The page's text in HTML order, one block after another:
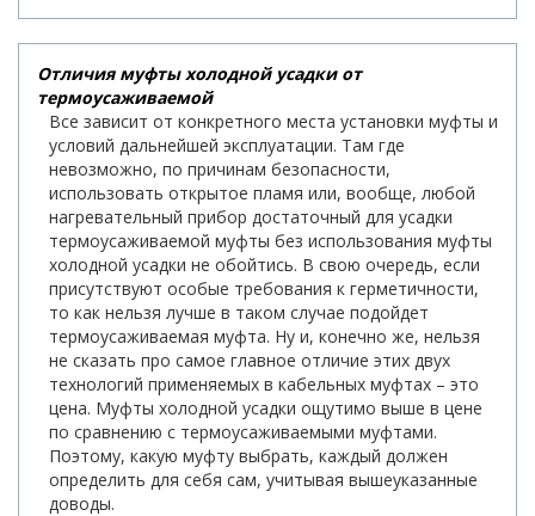
Отличия муфты холодной усадки от
термоусаживаемой
Все зависит от конкретного места установки муфты и
условий дальнейшей эксплуатации. Там где
невозможно, по причинам безопасности,
использовать открытое пламя или, вообще, любой
нагревательный прибор достаточный для усадки
термоусаживаемой муфты без использования муфты
холодной усадки не обойтись. В свою очередь, если
присутствуют особые требования к герметичности,
то как нельзя лучше в таком случае подойдет
термоусаживаемая муфта. Ну и, конечно же, нельзя
не сказать про самое главное отличие этих двух
технологий применяемых в кабельных муфтах – это
цена. Муфты холодной усадки ощутимо выше в цене
по сравнению с термоусаживаемыми муфтами.
Поэтому, какую муфту выбрать, каждый должен
определить для себя сам, учитывая вышеуказанные
доводы.